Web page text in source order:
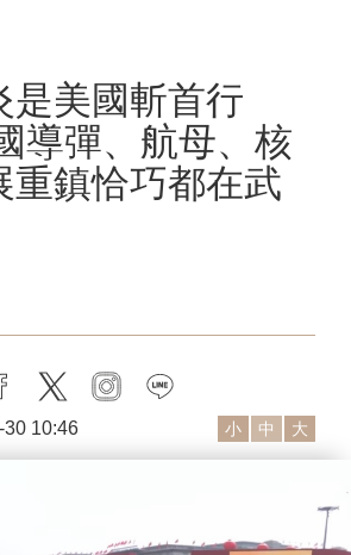
是美國斬首行
導彈、航母、核
重鎮恰巧都在武
facebook
twitter instagram
30 10:46 小 中 大